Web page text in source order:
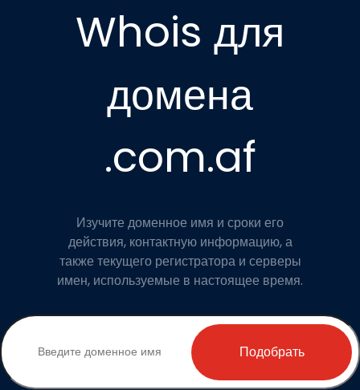
Whois для
домена
.com.af
Изучите доменное имя и сроки его
действия, контактную информацию, а
также текущего регистратора и серверы
имен, используемые в настоящее время.
Подобрать